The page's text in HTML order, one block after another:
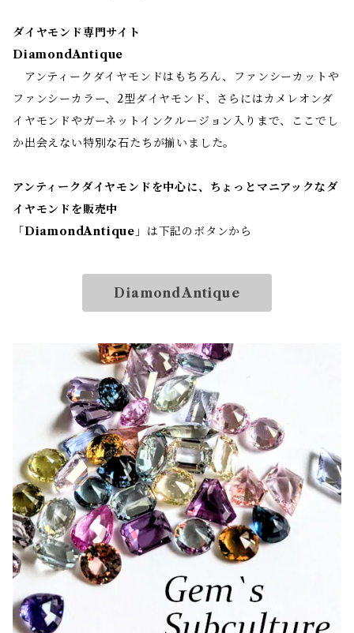
ダイヤモンド専門サイト
DiamondAntique
アンティークダイヤモンドはもちろん、ファンシーカットや
ファンシーカラー、2型ダイヤモンド、さらにはカメレオンダ
イヤモンドやガーネットインクルージョン入りまで、ここでし
か出会えない特別な石たちが揃いました。
アンティークダイヤモンドを中心に、ちょっとマニアックなダ
イヤモンドを販売中
「 DiamondAntique 」は下記のボタンから
DiamondAntique